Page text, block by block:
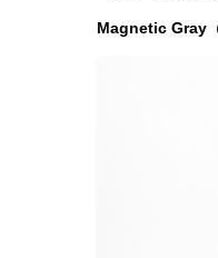
Magnetic Gray